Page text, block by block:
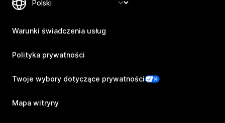
Warunki świadczenia usług
Polityka prywatności
Twoje wybory dotyczące prywatności
Mapa witryny